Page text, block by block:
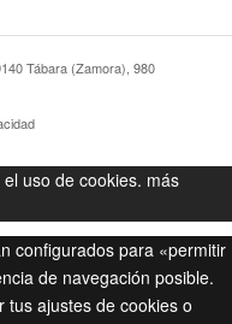
Tábara (Zamora), 980
uso de cookies. más
configurados para «permitir
de navegación posible.
tus ajustes de cookies o